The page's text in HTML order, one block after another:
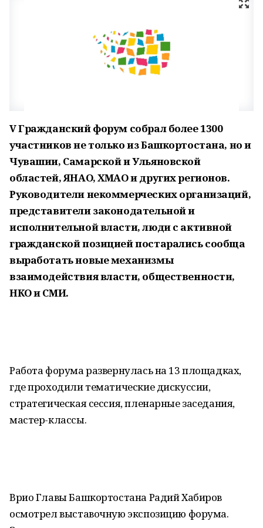
V Гражданский форум собрал более 1300
участников не только из Башкортостана, но и
Чувашии, Самарской и Ульяновской
областей, ЯНАО, ХМАО и других регионов.
Руководители некоммерческих организаций,
представители законодательной и
исполнительной власти, люди с активной
гражданской позицией постарались сообща
выработать новые механизмы
взаимодействия власти, общественности,
НКО и СМИ.
Работа форума развернулась на 13 площадках,
где проходили тематические дискуссии,
стратегическая сессия, пленарные заседания,
мастер-классы.
Врио Главы Башкортостана Радий Хабиров
осмотрел выставочную экспозицию форума.